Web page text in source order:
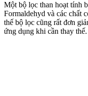
Một bộ lọc than hoạt tính
Formaldehyd và các chất
thế bộ lọc cũng rất đơn
ứng dụng khi cần thay thế.